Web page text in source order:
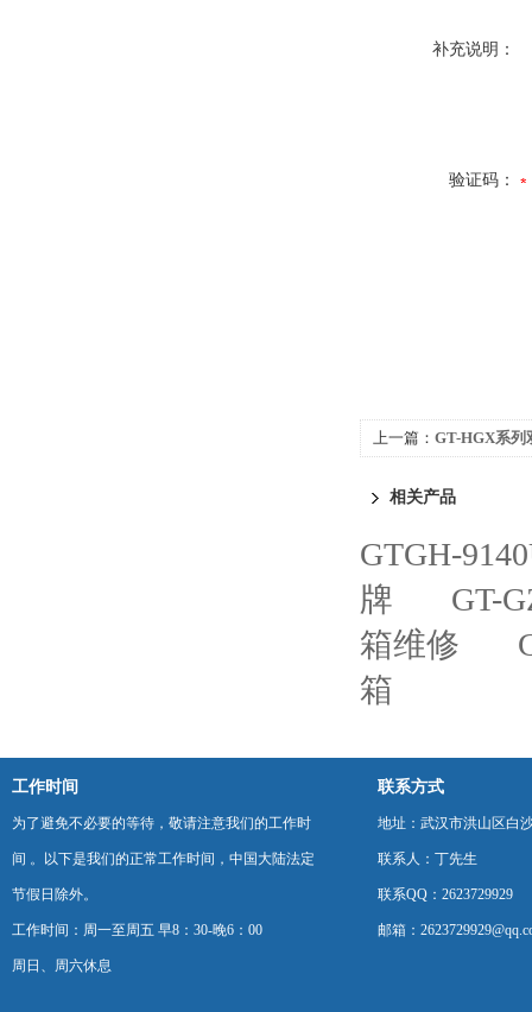
补充说明：
验证码：
上一篇： GT-HGX系列
相关产品
GTGH-
牌
GT-
箱维修
箱
工作时间
为了避免不必要的等待，敬请注意我们的工作时
间 。以下是我们的正常工作时间，中国大陆法定
节假日除外。
工作时间：周一至周五 早8：30-晚6：00
周日、周六休息
联系方式
地址：武汉市洪山区白
联系人：丁先生
联系QQ：2623729929
邮箱：